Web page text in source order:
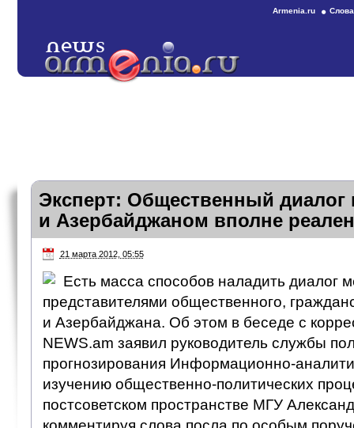
Armenia.ru
Эксперт: Общественный
и Азербайджаном вполне реален
21 марта 2012, 05:55
Есть масса способов наладить диалог
представителями общественного,
и Азербайджана. Об этом в беседе с
NEWS.am заявил руководитель службы
прогнозирования Информационно-
изучению общественно-политических
постсоветском пространстве МГУ